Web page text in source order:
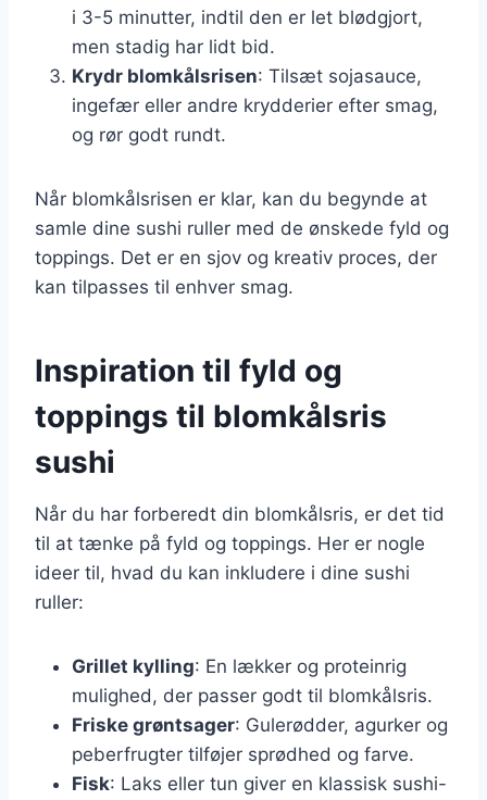
i 3-5 minutter, indtil den er let blødgjort,
men stadig har lidt bid.
Krydr blomkålsrisen: Tilsæt sojasauce,
ingefær eller andre krydderier efter smag,
og rør godt rundt.
Når blomkålsrisen er klar, kan du begynde at
samle dine sushi ruller med de ønskede fyld og
toppings. Det er en sjov og kreativ proces, der
kan tilpasses til enhver smag.
Inspiration til fyld og
toppings til blomkålsris
sushi
Når du har forberedt din blomkålsris, er det tid
til at tænke på fyld og toppings. Her er nogle
ideer til, hvad du kan inkludere i dine sushi
ruller:
Grillet kylling: En lækker og proteinrig
mulighed, der passer godt til blomkålsris.
Friske grøntsager: Gulerødder, agurker og
peberfrugter tilføjer sprødhed og farve.
Fisk: Laks eller tun giver en klassisk sushi-